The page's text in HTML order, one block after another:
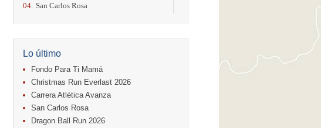
04. San Carlos Rosa
11. Run In The City
Caribe Paradise Run
18. Casa Turire Trail Run
18. Warriors Run Circuit
18. Samsung Jacó Beach Half Marathon
25. KRun by Under Armour
25. Run Alajuela
31. Halloween Fun Run
Lo último
Fondo Para Ti Mamá
Christmas Run Everlast 2026
Carrera Atlética Avanza
San Carlos Rosa
Dragon Ball Run 2026